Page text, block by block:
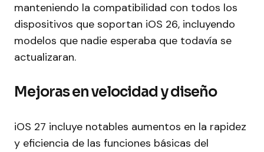
manteniendo la compatibilidad con todos los
dispositivos que soportan iOS 26, incluyendo
modelos que nadie esperaba que todavía se
actualizaran.
Mejoras en velocidad y diseño
iOS 27 incluye notables aumentos en la rapidez
y eficiencia de las funciones básicas del